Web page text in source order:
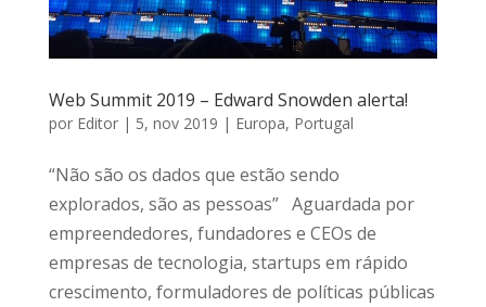
Web Summit 2019 – Edward Snowden alerta!
por Editor| 5, nov 2019 | Europa, Portugal
“Não são os dados que estão sendo
explorados, são as pessoas” Aguardada por
empreendedores, fundadores e CEOs de
empresas de tecnologia, startups em rápido
crescimento, formuladores de políticas públicas